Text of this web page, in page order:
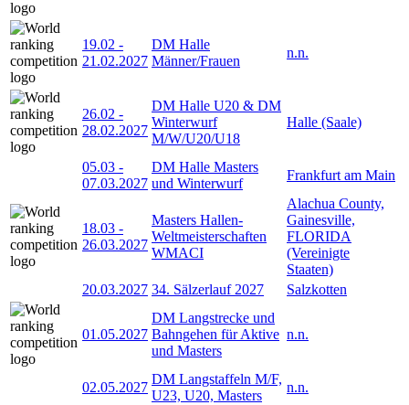
19.02 -
21.02.2027
DM Halle
Männer/Frauen
n.n.
26.02 -
28.02.2027
DM Halle U20 & DM
Winterwurf
M/W/U20/U18
Halle (Saale)
05.03 -
07.03.2027
DM Halle Masters
und Winterwurf
Frankfurt am Main
18.03 -
26.03.2027
Masters Hallen-
Weltmeisterschaften
WMACI
Alachua County,
Gainesville,
FLORIDA
(Vereinigte
Staaten)
20.03.2027 34. Sälzerlauf 2027 Salzkotten
01.05.2027
DM Langstrecke und
Bahngehen für Aktive
und Masters
n.n.
02.05.2027
DM Langstaffeln M/F,
U23, U20, Masters
n.n.